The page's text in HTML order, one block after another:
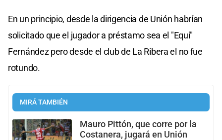
En un principio, desde la dirigencia de Unión habrían
solicitado que el jugador a préstamo sea el "Equi"
Fernández pero desde el club de La Ribera el no fue
rotundo.
MIRÁ TAMBIÉN
Mauro Pittón, que corre por la
Costanera, jugará en Unión